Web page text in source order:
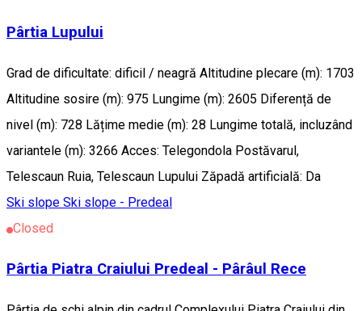
Pârtia Lupului
Grad de dificultate: dificil / neagră Altitudine plecare (m): 1703
Altitudine sosire (m): 975 Lungime (m): 2605 Diferență de
nivel (m): 728 Lățime medie (m): 28 Lungime totală, incluzând
variantele (m): 3266 Acces: Telegondola Postăvarul,
Telescaun Ruia, Telescaun Lupului Zăpadă artificială: Da
Ski slope Ski slope - Predeal
Closed
Pârtia Piatra Craiului Predeal - Pârâul Rece